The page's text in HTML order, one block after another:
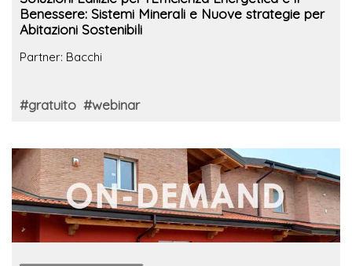
Benessere: Sistemi Minerali e Nuove strategie per
Abitazioni Sostenibili
Partner: Bacchi
#gratuito #webinar